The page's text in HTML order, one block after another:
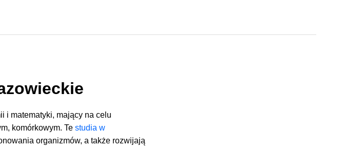
i matematyki, mający na celu
komórkowym. Testudia w
organizmów, a także rozwijają